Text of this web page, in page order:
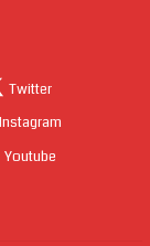
Twitter
Instagram
Youtube